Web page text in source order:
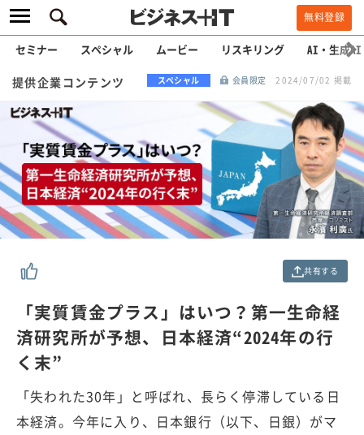
無料登録
セミナー スペシャル ムービー リスキリング AI・生成AI
提供企業コンテンツ スペシャル 会員限定 2024/07/02 掲載
共有する
「実質賃金プラス」はいつ？第一生命経
済研究所が予想、日本経済“2024年の行
く末”
「失われた30年」と呼ばれ、長らく停滞している日
本経済。今年に入り、日本銀行（以下、日銀）がマ